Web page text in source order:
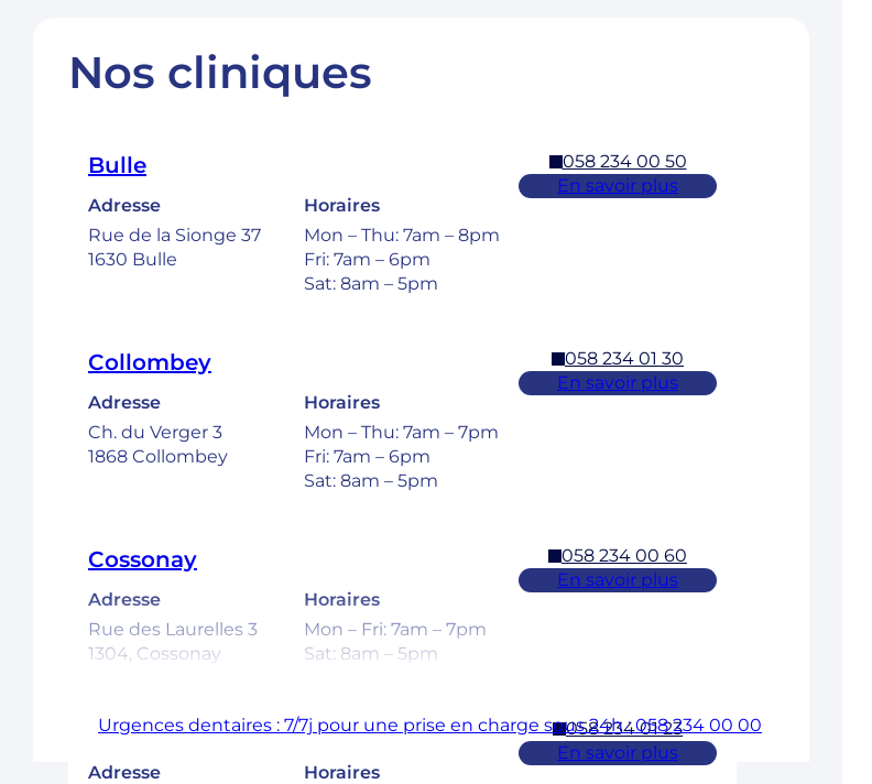
Nos cliniques
Bulle
Adresse
Rue de la Sionge 37
1630 Bulle
Horaires
Mon – Thu: 7am – 8pm
Fri: 7am – 6pm
Sat: 8am – 5pm
058 234 00 50
En savoir plus
Collombey
Adresse
Ch. du Verger 3
1868 Collombey
Horaires
Mon – Thu: 7am – 7pm
Fri: 7am – 6pm
Sat: 8am – 5pm
058 234 01 30
En savoir plus
Cossonay
Adresse
Rue des Laurelles 3
1304, Cossonay
Horaires
Mon – Fri: 7am – 7pm
Sat: 8am – 5pm
058 234 00 60
En savoir plus
Ecublens – EPFL
Adresse
Horaires
058 234 01 23
En savoir plus
Urgences dentaires : 7/7j pour une prise en charge sous 24h : 058 234 00 00